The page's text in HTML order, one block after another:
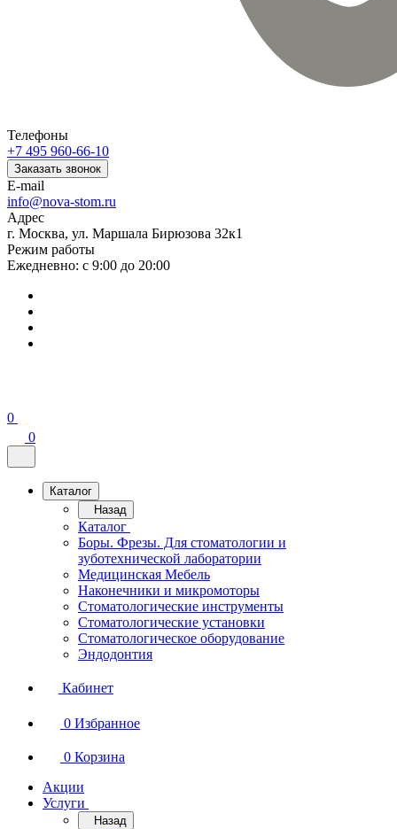
Телефоны
+7 495 960-66-10
Заказать звонок
E-mail
info@nova-stom.ru
Адрес
г. Москва, ул. Маршала Бирюзова 32к1
Режим работы
Ежедневно: с 9:00 до 20:00
0
0
Каталог
Назад
Каталог
Боры. Фрезы. Для стоматологии и
зуботехнической лаборатории
Медицинская Мебель
Наконечники и микромоторы
Стоматологические инструменты
Стоматологические установки
Стоматологическое оборудование
Эндодонтия
Кабинет
0 Избранное
0 Корзина
Акции
Услуги
Назад